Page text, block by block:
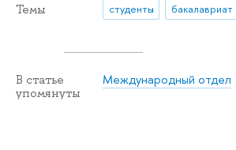
Темы студенты бакалавриат
В статье
упомянуты
Международный отдел